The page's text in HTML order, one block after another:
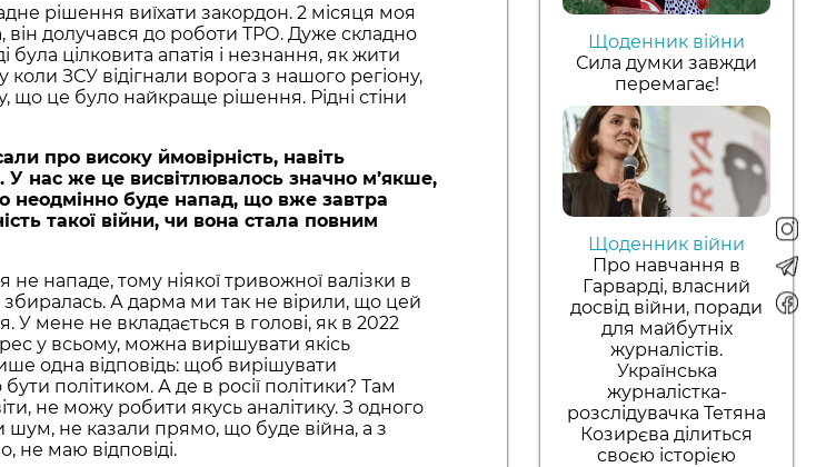
рішення виїхати закордон. 2 місяця моя
він долучався до роботи ТРО. Дуже складно
цілковита апатія і незнання, як жити
ЗСУ відігнали ворога з нашого регіону,
що це було найкраще рішення. Рідні стіни
про високу ймовірність, навіть
У нас же це висвітлювалось значно м’якше,
неодмінно буде напад, що вже завтра
такої війни, чи вона стала повним
нападе, тому ніякої тривожної валізки в
збиралась. А дарма ми так не вірили, що цей
мене не вкладається в голові, як в 2022
у всьому, можна вирішувати якісь
одна відповідь: щоб вирішувати
політиком. А де в росії політики? Там
не можу робити якусь аналітику. З одного
шум, не казали прямо, що буде війна, а з
не маю відповіді.
Щоденник війни
Сила думки завжди
перемагає!
Щоденник війни
Про навчання в
Гарварді, власний
досвід війни, поради
для майбутніх
журналістів.
Українська
журналістка-
розслідувачка Тетяна
Козирєва ділиться
своєю історією